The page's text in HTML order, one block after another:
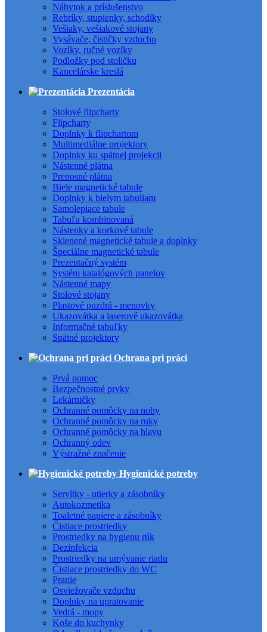
Nábytok a príslušenstvo
Rebríky, stupienky, schodíky
Vešiaky, vešiakové stojany
Vysávače, čističky vzduchu
Vozíky, ručné vozíky
Podložky pod stoličku
Kancelárske kreslá
Prezentácia
Stolové flipcharty
Flipcharty
Doplnky k flipchartom
Multimediálne projektory
Doplnky ku spätnej projekcii
Nástenné plátna
Prenosné plátna
Biele magnetické tabule
Doplnky k bielym tabuliam
Samolepiace tabule
Tabuľa kombinovaná
Nástenky a korkové tabule
Sklenené magnetické tabule a doplnky
Špeciálne magnetické tabule
Prezentačný systém
Systém katalógových panelov
Nástenné mapy
Stolové stojany
Plastové puzdrá - menovky
Ukazovátka a laserové ukazovátka
Informačné tabuľky
Spätné projektory
Ochrana pri práci
Prvá pomoc
Bezpečnostné prvky
Lekárničky
Ochranné pomôcky na nohy
Ochranné pomôcky na ruky
Ochranné pomôcky na hlavu
Ochranný odev
Výstražné značenie
Hygienické potreby
Servítky - utierky a zásobníky
Autokozmetika
Toaletné papiere a zásobníky
Čistiace prostriedky
Prostriedky na hygienu rúk
Dezinfekcia
Prostriedky na umývanie riadu
Čistiace prostriedky do WC
Pranie
Osviežovače vzduchu
Doplnky na upratovanie
Vedrá - mopy
Koše do kuchynky